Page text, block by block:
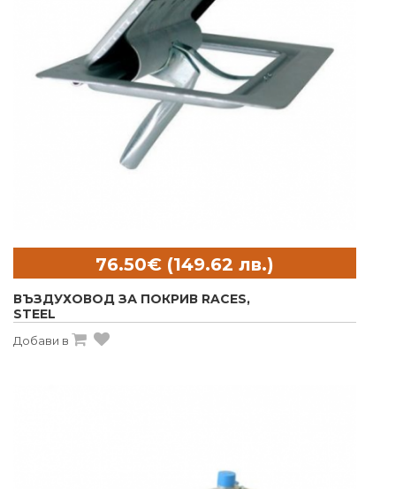
ВЪЗДУХОВОД ЗА ПОКРИВ RACES,
STEEL
Добави в